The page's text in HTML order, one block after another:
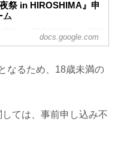
夜祭 in HIROSHIMA』申
ム
夜祭 in HIROSHIMA』の開催
「abc presents RIZIN
15 in HIROSHIMA」が開催
入しました！
かち合う、一夜限りの後夜
docs.google.com
なるため、18歳未満の
ては、事前申し込み不